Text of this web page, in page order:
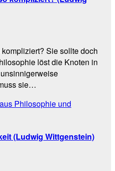
Sie sollte doch
löst die Knoten in
sie…
Philosophie und
(Ludwig Wittgenstein)